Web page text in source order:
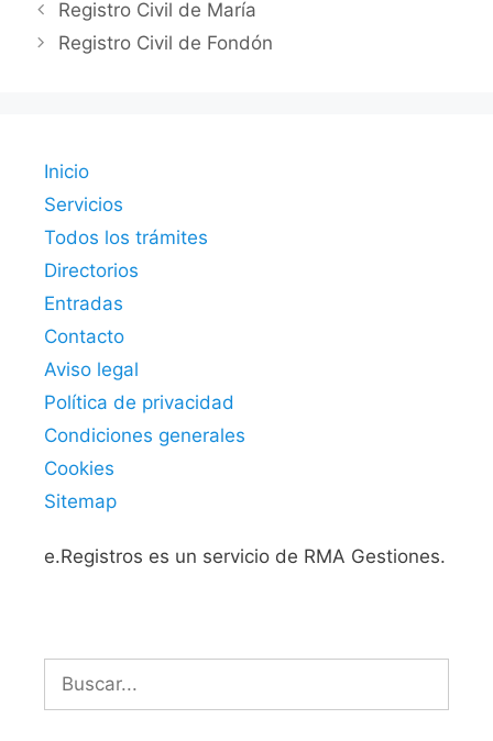
Registro Civil de María
Registro Civil de Fondón
Inicio
Servicios
Todos los trámites
Directorios
Entradas
Contacto
Aviso legal
Política de privacidad
Condiciones generales
Cookies
Sitemap
e.Registros es un servicio de RMA Gestiones.
Buscar: